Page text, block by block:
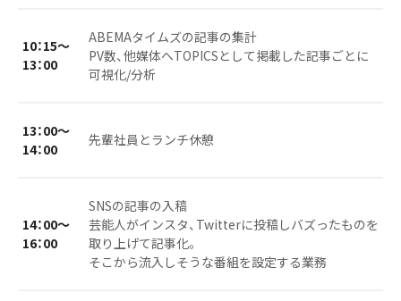
10：15〜
13：00
ABEMAタイムズの記事の集計
PV数、他媒体へTOPICSとして掲載した記事ごとに
可視化/分析
13：00〜
14：00
先輩社員とランチ休憩
14：00〜
16：00
SNSの記事の入稿
芸能人がインスタ、Twitterに投稿しバズったものを
取り上げて記事化。
そこから流入しそうな番組を設定する業務